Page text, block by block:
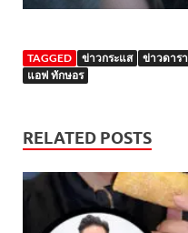
TAGGED ข่าวกระแส ข่าวดารา
แอฟ ทักษอร
RELATED POSTS